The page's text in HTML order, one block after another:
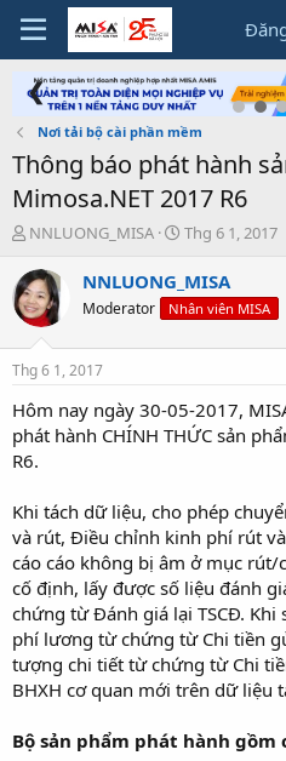
❮
Nơi tải bộ cài phần mềm
Thông báo phát hành
Mimosa.NET 2017 R6
T
r
e
a
s
t
a
r
t
e
NNLUONG_MISA
N
à
y
g
Thg 6 1, 2017
NNLUONG_MISA
Moderator Nhân viên MISA
Thg 6 1, 2017
Hôm nay ngày 30-05-2017,
phát hành CHÍNH THỨC sản
R6.
Khi tách dữ liệu, cho phép
và rút, Điều chỉnh kinh phí rút
cáo cáo không bị âm ở mục rút/
cố định, lấy được số liệu đánh
chứng từ Đánh giá lại TSCĐ.
phí lương từ chứng từ Chi tiền
tượng chi tiết từ chứng từ Chi
BHXH cơ quan mới trên dữ liệu
Bộ sản phẩm phát hành gồm